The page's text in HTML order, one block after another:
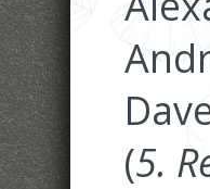
(5.